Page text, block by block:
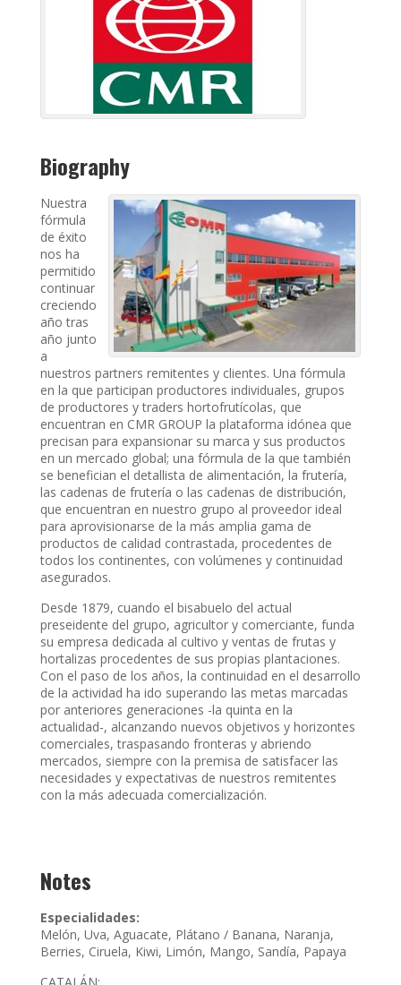
Biography
Nuestra
fórmula
de éxito
nos ha
permitido
continuar
creciendo
año tras
año junto
a
nuestros partners remitentes y clientes. Una fórmula
en la que participan productores individuales, grupos
de productores y traders hortofrutícolas, que
encuentran en CMR GROUP la plataforma idónea que
precisan para expansionar su marca y sus productos
en un mercado global; una fórmula de la que también
se benefician el detallista de alimentación, la frutería,
las cadenas de frutería o las cadenas de distribución,
que encuentran en nuestro grupo al proveedor ideal
para aprovisionarse de la más amplia gama de
productos de calidad contrastada, procedentes de
todos los continentes, con volúmenes y continuidad
asegurados.
Desde 1879, cuando el bisabuelo del actual
preseidente del grupo, agricultor y comerciante, funda
su empresa dedicada al cultivo y ventas de frutas y
hortalizas procedentes de sus propias plantaciones.
Con el paso de los años, la continuidad en el desarrollo
de la actividad ha ido superando las metas marcadas
por anteriores generaciones -la quinta en la
actualidad-, alcanzando nuevos objetivos y horizontes
comerciales, traspasando fronteras y abriendo
mercados, siempre con la premisa de satisfacer las
necesidades y expectativas de nuestros remitentes
con la más adecuada comercialización.
Notes
Especialidades:
Melón, Uva, Aguacate, Plátano / Banana, Naranja,
Berries, Ciruela, Kiwi, Limón, Mango, Sandía, Papaya